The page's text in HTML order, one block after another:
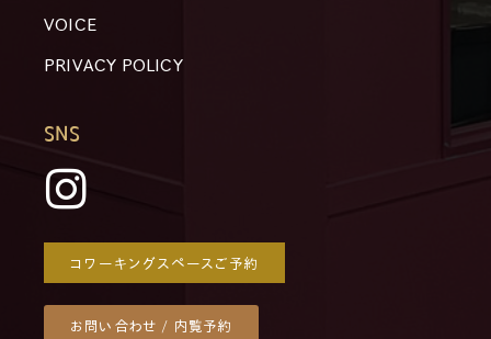
VOICE
PRIVACY POLICY
SNS
コワーキングスペースご予約
お問い合わせ / 内覧予約